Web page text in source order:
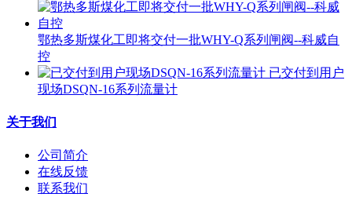
鄂热多斯煤化工即将交付一批WHY-Q系列闸阀--科威自
控
已交付到用户
现场DSQN-16系列流量计
关于我们
公司简介
在线反馈
联系我们